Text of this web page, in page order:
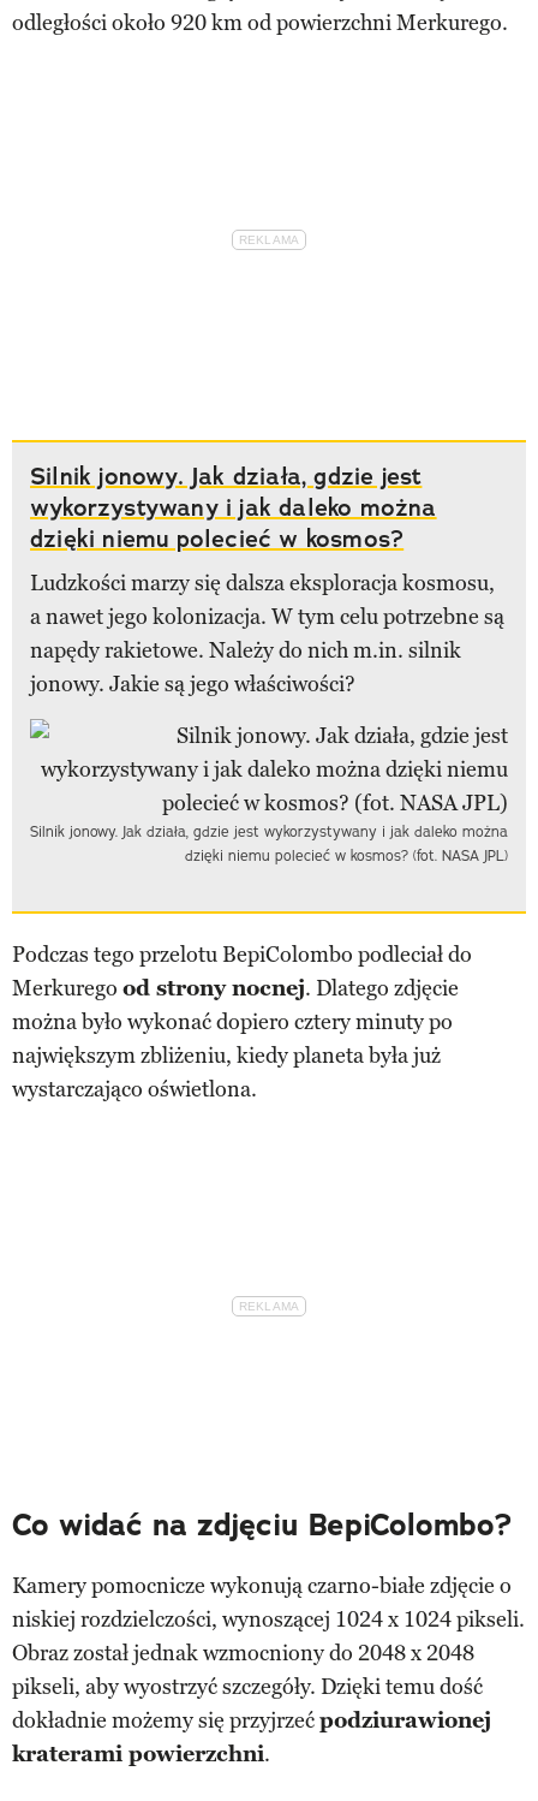
odległości około 920 km od powierzchni Merkurego.
Silnik jonowy. Jak działa, gdzie jest
wykorzystywany i jak daleko można
dzięki niemu polecieć w kosmos?
Ludzkości marzy się dalsza eksploracja kosmosu,
a nawet jego kolonizacja. W tym celu potrzebne są
napędy rakietowe. Należy do nich m.in. silnik
jonowy. Jakie są jego właściwości?
Silnik jonowy. Jak działa, gdzie jest wykorzystywany i jak daleko można
dzięki niemu polecieć w kosmos? (fot. NASA JPL)
Podczas tego przelotu BepiColombo podleciał do
Merkurego od strony nocnej. Dlatego zdjęcie
można było wykonać dopiero cztery minuty po
największym zbliżeniu, kiedy planeta była już
wystarczająco oświetlona.
Co widać na zdjęciu BepiColombo?
Kamery pomocnicze wykonują czarno-białe zdjęcie o
niskiej rozdzielczości, wynoszącej 1024 x 1024 pikseli.
Obraz został jednak wzmocniony do 2048 x 2048
pikseli, aby wyostrzyć szczegóły. Dzięki temu dość
dokładnie możemy się przyjrzećpodziurawionej
kraterami powierzchni.